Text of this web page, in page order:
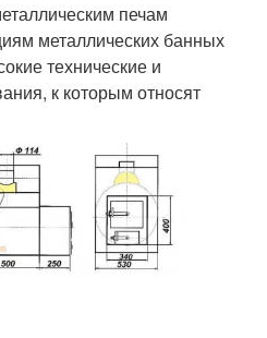
печам
металлических банных
технические и
к которым относят